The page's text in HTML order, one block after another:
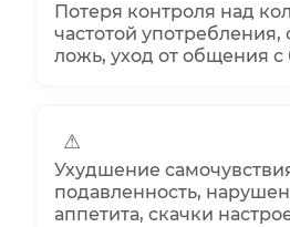
Потеря контроля над
частотой употребления,
ложь, уход от общения
⚠
Ухудшение
подавленность,
аппетита, скачки